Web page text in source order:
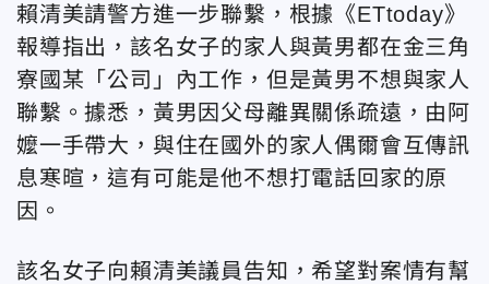
賴清美請警方進一步聯繫，根據《ETtoday》
報導指出，該名女子的家人與黃男都在金三角
寮國某「公司」內工作，但是黃男不想與家人
聯繫。據悉，黃男因父母離異關係疏遠，由阿
嬤一手帶大，與住在國外的家人偶爾會互傳訊
息寒暄，這有可能是他不想打電話回家的原
因。
該名女子向賴清美議員告知，希望對案情有幫